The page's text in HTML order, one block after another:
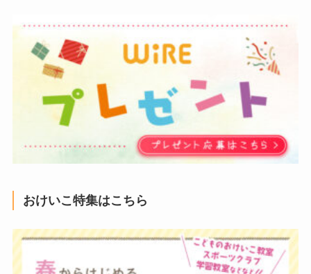
おけいこ特集はこちら